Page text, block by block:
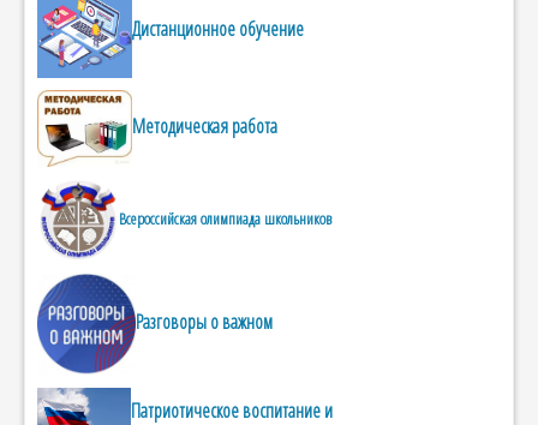
Дистанционное обучение
Методическая работа
Всероссийская олимпиада школьников
Разговоры о важном
Патриотическое воспитание и